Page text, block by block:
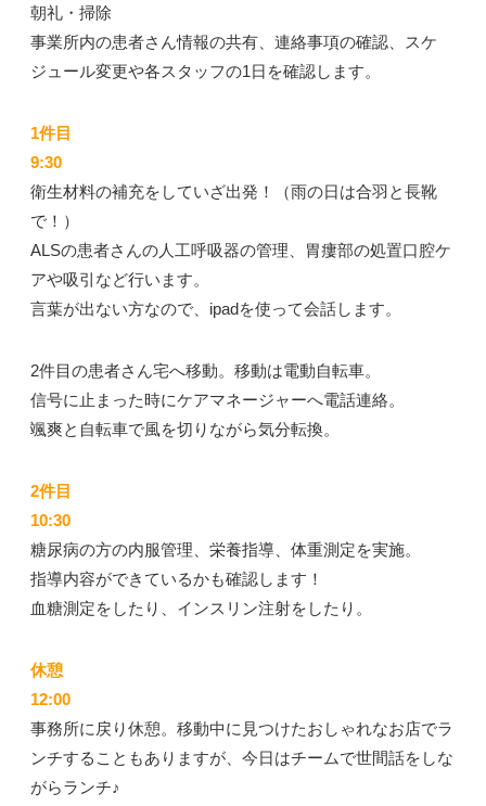
朝礼・掃除
事業所内の患者さん情報の共有、連絡事項の確認、
スケ
ジュール変更や各スタッフの1日を確認します。
1件目
9:30
衛生材料の補充をしていざ出発！（雨の日は合羽と長靴
で！）
ALSの患者さんの人工呼吸器の管理、胃瘻部の処置口腔ケ
アや吸引など行います。
言葉が出ない方なので、ipadを使って会話します。
2件目の患者さん宅へ移動。移動は電動自転車。
信号に止まった時にケアマネージャーへ電話連絡。
颯爽と自転車で風を切りながら気分転換。
2件目
10:30
糖尿病の方の内服管理、栄養指導、体重測定を実施。
指導内容ができているかも確認します！
血糖測定をしたり、インスリン注射をしたり。
休憩
12:00
事務所に戻り休憩。移動中に見つけたおしゃれなお店でラ
ンチすることもありますが、今日はチームで世間話をしな
がらランチ♪